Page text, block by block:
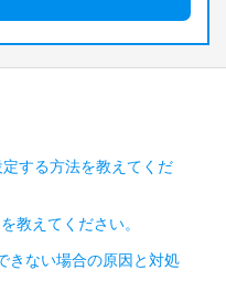
する方法を教えてくだ
教えてください。
きない場合の原因と対処